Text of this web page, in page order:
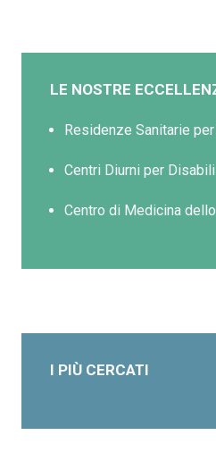
LE NOSTRE
Residenze Sanitarie
Centri Diurni per
Centro di Medicina
I PIÙ CERCATI